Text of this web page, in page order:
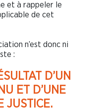
et à rappeler le
de cet
n’est donc ni
:
D’UN
ET D’UNE
JUSTICE.